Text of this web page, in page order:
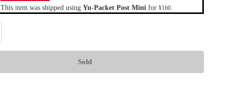
This item was shipped using Yu-Packet Post Minifor ¥160.
Sold